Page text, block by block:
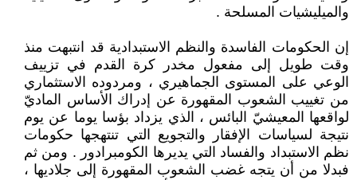
والميليشيات المسلحة .
إن الحكومات الفاسدة والنظم الاستبدادية قد انتبهت منذ
وقت طويل إلى مفعول مخدر كرة القدم في تزييف
الوعي على المستوى الجماهيري ، ومردوده الاستثماري
من تغييب الشعوب المقهورة عن إدراك الأساس الماديّ
لواقعها المعيشيّ البائس ، الذي يزداد بؤسا يوما عن يوم
نتيجة لسياسات الإفقار والتجويع التي تنتهجها حكومات
نظم الاستبداد والفساد التي يديرها الكومبرادور . ومن ثم
فبدلا من أن يتجه غضب الشعوب المقهورة إلى جلاديها ،